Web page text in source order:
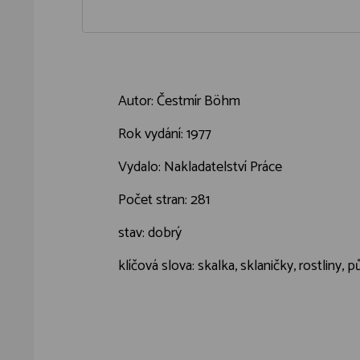
Autor: Čestmír Böhm
Rok vydání: 1977
Vydalo: Nakladatelství Práce
Počet stran: 281
stav: dobrý
klíčová slova: skalka, sklaničky, rostliny,